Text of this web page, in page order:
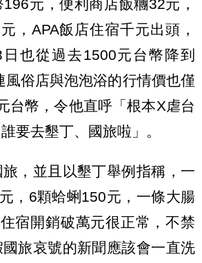
元，便利商店飯糰32元，
，APA飯店住宿千元出頭，
也從過去1500元台幣降到
風俗店與泡泡浴的行情價也僅
台幣，令他直呼「根本X虐台
要去墾丁、國旅啦」。
，並且以墾丁舉例指稱，一
，6顆蛤蜊150元，一條大腸
宿開銷破萬元很正常，不禁
旅哀號的新聞應該會一直洗